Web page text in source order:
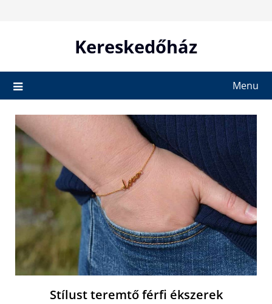
Kereskedőház
Menu
Stílust teremtő férfi ékszerek